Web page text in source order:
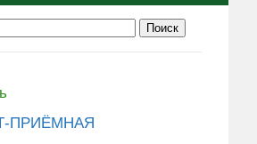
ПРИЁМНАЯ